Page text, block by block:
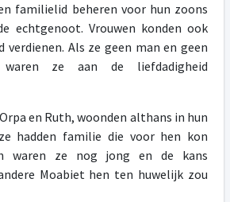
familielid beheren voor hun zoons
echtgenoot. Vrouwen konden ook
Als ze geen man en geen
ze aan de liefdadigheid
en Ruth, woonden althans in hun
hadden familie die voor hen kon
waren ze nog jong en de kans
Moabiet hen ten huwelijk zou